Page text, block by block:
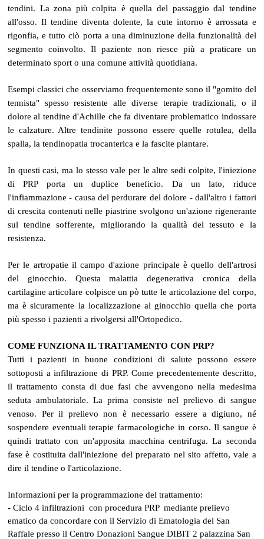
tendini. La zona più colpita è quella del passaggio dal tendine
all'osso. Il tendine diventa dolente, la cute intorno è arrossata e
rigonfia, e tutto ciò porta a una diminuzione della funzionalità del
segmento coinvolto. Il paziente non riesce più a praticare un
determinato sport o una comune attività quotidiana.
Esempi classici che osserviamo frequentemente sono il "gomito del
tennista" spesso resistente alle diverse terapie tradizionali, o il
dolore al tendine d'Achille che fa diventare problematico indossare
le calzature. Altre tendinite possono essere quelle rotulea, della
spalla, la tendinopatia trocanterica e la fascite plantare.
In questi casi, ma lo stesso vale per le altre sedi colpite, l'iniezione
di PRP porta un duplice beneficio. Da un lato, riduce
l'infiammazione - causa del perdurare del dolore - dall'altro i fattori
di crescita contenuti nelle piastrine svolgono un'azione rigenerante
sul tendine sofferente, migliorando la qualità del tessuto e la
resistenza.
Per le artropatie il campo d'azione principale è quello dell'artrosi
del ginocchio. Questa malattia degenerativa cronica della
cartilagine articolare colpisce un pò tutte le articolazione del corpo,
ma è sicuramente la localizzazione al ginocchio quella che porta
più spesso i pazienti a rivolgersi all'Ortopedico.
COME FUNZIONA IL TRATTAMENTO CON PRP?
Tutti i pazienti in buone condizioni di salute possono essere
sottoposti a infiltrazione di PRP. Come precedentemente descritto,
il trattamento consta di due fasi che avvengono nella medesima
seduta ambulatoriale. La prima consiste nel prelievo di sangue
venoso. Per il prelievo non è necessario essere a digiuno, né
sospendere eventuali terapie farmacologiche in corso. Il sangue è
quindi trattato con un'apposita macchina centrifuga. La seconda
fase è costituita dall'iniezione del preparato nel sito affetto, vale a
dire il tendine o l'articolazione.
Informazioni per la programmazione del trattamento:
- Ciclo 4 infiltrazioni con procedura PRP mediante prelievo
ematico da concordare con il Servizio di Ematologia del San
Raffale presso il Centro Donazioni Sangue DIBIT 2 palazzina San